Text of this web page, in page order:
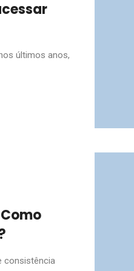
últimos anos,
consistência